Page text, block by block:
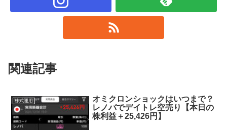
関連記事
株式運用
オミクロンショックはいつまで？
レノバでデイトレ空売り【本日の
株利益＋25,426円】